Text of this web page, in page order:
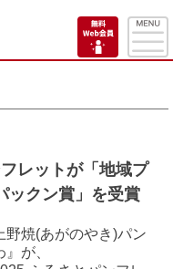
レットが「地域プ
ックン賞」を受賞
野焼(あがのやき)パン
が、